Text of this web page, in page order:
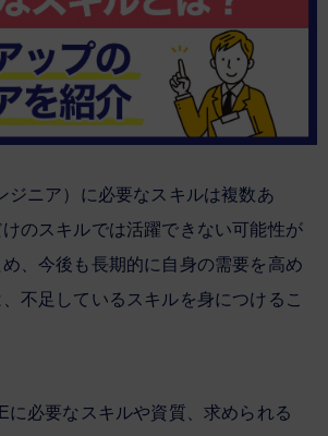
ジニア）に必要なスキルは複数あ
のスキルでは活躍できない可能性が
、今後も長期的に自身の需要を高め
不足しているスキルを身につけるこ
に必要なスキルや資質、求められる